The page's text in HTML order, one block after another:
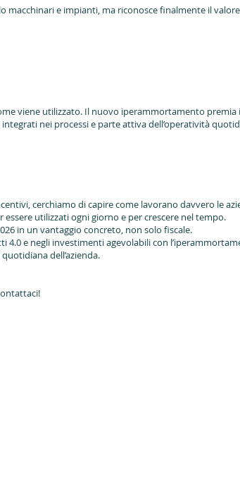
e impianti, ma riconosce finalmente il
viene utilizzato. Il nuovo iperammortamento
nei processi e parte attiva dell’operatività
cerchiamo di capire come lavorano davvero le
utilizzati ogni giorno e per crescere nel tempo.
in un vantaggio concreto, non solo fiscale.
e negli investimenti agevolabili con
dell’azienda.